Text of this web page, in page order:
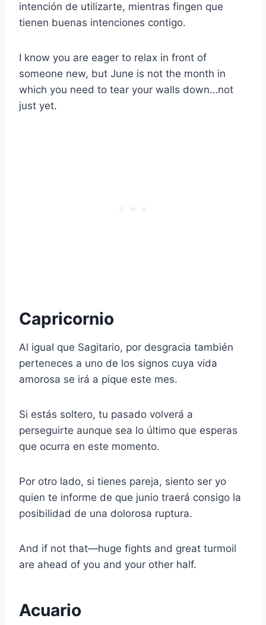
intención de utilizarte, mientras fingen que
tienen buenas intenciones contigo.
I know you are eager to relax in front of
someone new, but June is not the month in
which you need to tear your walls down…not
just yet.
Capricornio
Al igual que Sagitario, por desgracia también
perteneces a uno de los signos cuya vida
amorosa se irá a pique este mes.
Si estás soltero, tu pasado volverá a
perseguirte aunque sea lo último que esperas
que ocurra en este momento.
Por otro lado, si tienes pareja, siento ser yo
quien te informe de que junio traerá consigo la
posibilidad de una dolorosa ruptura.
And if not that—huge fights and great turmoil
are ahead of you and your other half.
Acuario